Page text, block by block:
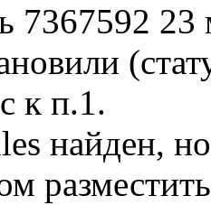
7367592 23
к п.1.
найден,